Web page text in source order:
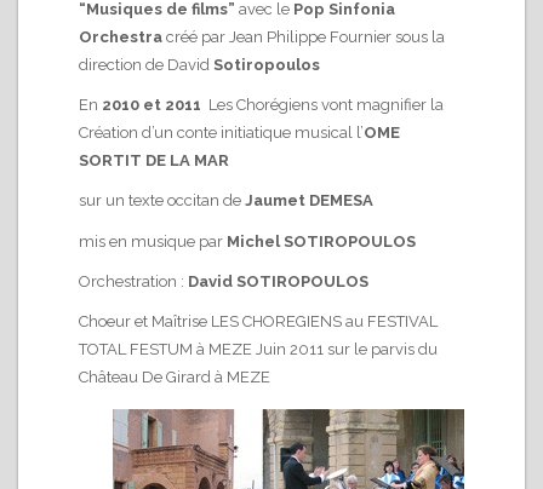
“Musiques de films” avec le Pop Sinfonia
Orchestra créé par Jean Philippe Fournier sous la
direction de David Sotiropoulos
En 2010 et 2011 Les Chorégiens vont magnifier la
Création d’un conte initiatique musical l’OME
SORTIT DE LA MAR
sur un texte occitan de Jaumet DEMESA
mis en musique par Michel SOTIROPOULOS
Orchestration : David SOTIROPOULOS
Choeur et Maîtrise LES CHOREGIENS au FESTIVAL
TOTAL FESTUM à MEZE Juin 2011 sur le parvis du
Château De Girard à MEZE